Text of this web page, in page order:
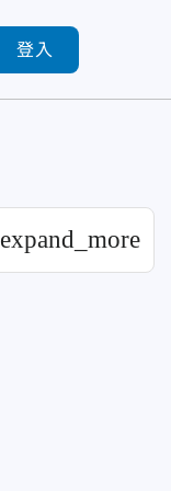
登入
expand_more